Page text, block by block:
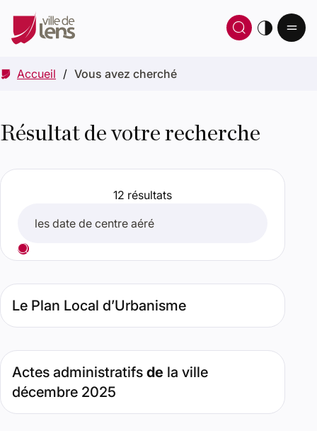
Ouvrir
Accueil Vous avez cherché
Résultat de votre recherche
12 résultats
Lancer votre recherche
Le Plan Local d’Urbanisme
Type de contenu : Page. Date : septembre 30, 2025.
Actes administratifs de la ville
décembre 2025
Type de contenu : Page. Date : janvier 19, 2026.